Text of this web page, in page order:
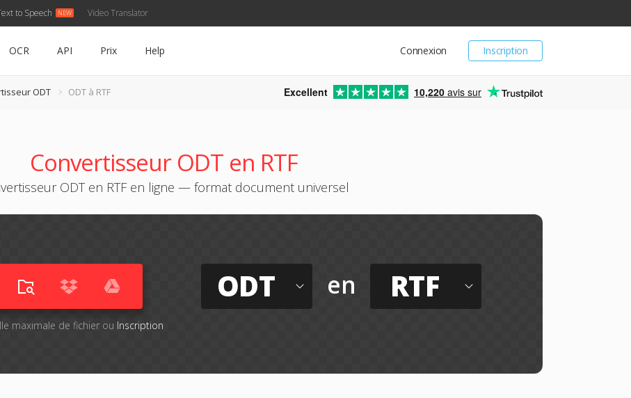
to Speech Video Translator
Inscription
Connexion
OCR API Prix Help
ODT ODT à RTF Excellent 10,220 avis sur
Convertisseur ODT en RTF
ODT en RTF en ligne — format document universel
maximale de fichier ou Inscription
ODT en RTF